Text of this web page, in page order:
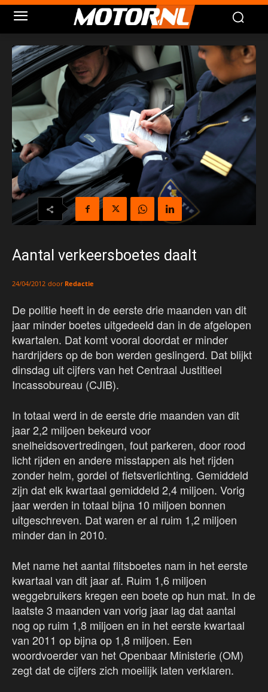
Aantal verkeersboetes daalt
24/04/2012 door Redactie
De politie heeft in de eerste drie maanden van dit
jaar minder boetes uitgedeeld dan in de afgelopen
kwartalen. Dat komt vooral doordat er minder
hardrijders op de bon werden geslingerd. Dat blijkt
dinsdag uit cijfers van het Centraal Justitieel
Incassobureau (CJIB).
In totaal werd in de eerste drie maanden van dit
jaar 2,2 miljoen bekeurd voor
snelheidsovertredingen, fout parkeren, door rood
licht rijden en andere misstappen als het rijden
zonder helm, gordel of fietsverlichting. Gemiddeld
zijn dat elk kwartaal gemiddeld 2,4 miljoen. Vorig
jaar werden in totaal bijna 10 miljoen bonnen
uitgeschreven. Dat waren er al ruim 1,2 miljoen
minder dan in 2010.
Met name het aantal flitsboetes nam in het eerste
kwartaal van dit jaar af. Ruim 1,6 miljoen
weggebruikers kregen een boete op hun mat. In de
laatste 3 maanden van vorig jaar lag dat aantal
nog op ruim 1,8 miljoen en in het eerste kwartaal
van 2011 op bijna op 1,8 miljoen. Een
woordvoerder van het Openbaar Ministerie (OM)
zegt dat de cijfers zich moeilijk laten verklaren.